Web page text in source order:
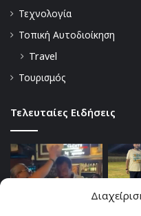
Τεχνολογία
Τοπική Αυτοδιοίκηση
Travel
Τουρισμός
Τελευταίες Ειδήσεις